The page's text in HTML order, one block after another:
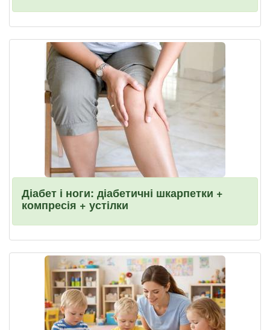
Діабет і ноги: діабетичні шкарпетки +
компресія + устілки